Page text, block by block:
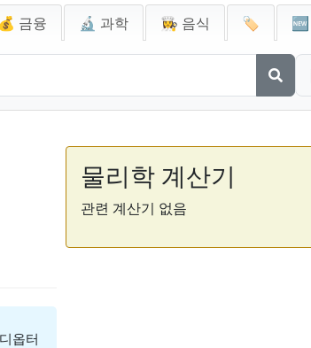
💰 금융 🔬 과학 👩‍🍳 음식 🏷️ 🆕
옵터
물리학 계산기
관련 계산기 없음